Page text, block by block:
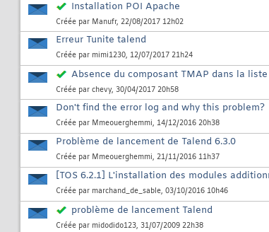
Installation POI Apache
Créée par Manufr, 22/08/2017 12h02
Erreur Tunite talend
Créée par mimi1230, 12/07/2017 21h24
Absence du composant TMAP dans la
Créée par chevy, 30/04/2017 20h58
Don't find the error log and why this problem?
Créée par Mmeouerghemmi, 14/12/2016 20h38
Problème de lancement de Talend 6.3.0
Créée par Mmeouerghemmi, 21/11/2016 11h37
[TOS 6.2.1] L'installation des modules
Créée par marchand_de_sable, 03/10/2016 10h46
problème de lancement Talend
Créée par midodido123, 31/07/2009 22h38